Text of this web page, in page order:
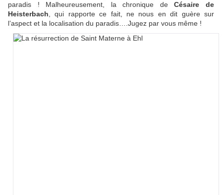
paradis ! Malheureusement, la chronique deCésaire de
Heisterbach, qui rapporte ce fait, ne nous en dit guère sur
l’aspect et la localisation du paradis….Jugez par vous même !